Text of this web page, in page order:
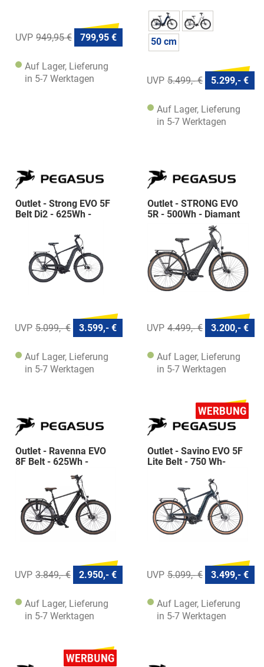
949,95 € 799,95 €
Auf Lager, Lieferung
in 5-7 Werktagen
50 cm
5.499,- € 5.299,- €
Auf Lager, Lieferung
in 5-7 Werktagen
Outlet - Strong EVO 5F
Belt Di2 - 625Wh -
5.099,- € 3.599,- €
Auf Lager, Lieferung
in 5-7 Werktagen
Outlet - STRONG EVO
5R - 500Wh - Diamant
4.499,- € 3.200,- €
Auf Lager, Lieferung
in 5-7 Werktagen
Outlet - Ravenna EVO
8F Belt - 625Wh -
3.849,- € 2.950,- €
Auf Lager, Lieferung
in 5-7 Werktagen
Outlet - Savino EVO 5F
Lite Belt - 750 Wh-
5.099,- € 3.499,- €
Auf Lager, Lieferung
in 5-7 Werktagen